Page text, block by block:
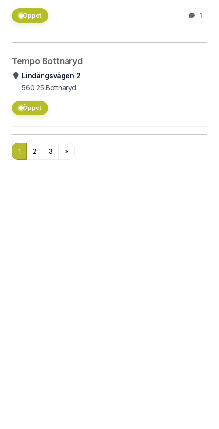
Öppet 1
Tempo Bottnaryd
Lindängsvägen 2
560 25 Bottnaryd
Öppet
1 2 3 »